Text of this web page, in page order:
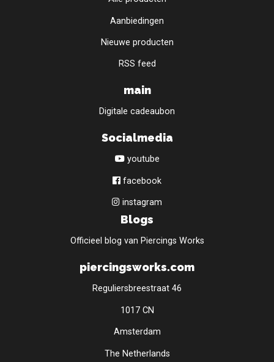
Aanbiedingen
Nieuwe producten
RSS feed
main
Digitale cadeaubon
Socialmedia
youtube
facebook
instagram
Blogs
Officieel blog van Piercings Works
piercingsworks.com
Reguliersbreestraat 46
1017 CN
Amsterdam
The Netherlands